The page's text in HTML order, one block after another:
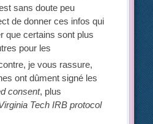
sans doute peu
de donner ces infos qui
que certains sont plus
pour les
je vous rassure,
ont dûment signé les
consent, plus
Tech IRB protocol